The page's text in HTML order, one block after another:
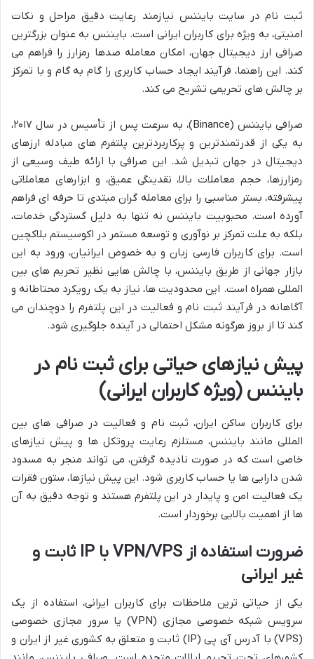
ثبت نام در سایت بایننس نیازمند رعایت دقیق مراحل و نکات
امنیتی، به ویژه برای کاربران ایرانی است. بایننس به عنوان بزرگترین
صرافی ارز دیجیتال جهان، امکان معامله صدها رمزارز را فراهم می
کند. این راهنما، فرآیند ایجاد حساب کاربری را گام به گام و با تمرکز
بر چالش های تحریمی تشریح می کند.
صرافی بایننس (Binance)، به سرعت پس از تأسیس در سال ۲۰۱۷،
به یکی از قدرتمندترین و پرکاربردترین پلتفرم های مبادله ارزهای
دیجیتال در جهان تبدیل شد. این صرافی با ارائه طیف وسیعی از
رمزارزها، حجم معاملات بالا، نقدینگی عمیق، و ابزارهای معاملاتی
پیشرفته، بستر مناسبی را برای معامله گران مبتدی تا حرفه ای فراهم
آورده است. محبوبیت بایننس نه تنها به دلیل گستردگی خدمات،
بلکه به علت تمرکز بر نوآوری و توسعه مستمر در اکوسیستم بلاکچین
است. برای کاربران فارسی زبان و به خصوص ایرانیان، ورود به این
بازار جهانی از طریق بایننس، با چالش هایی نظیر تحریم های بین
المللی همراه است. این محدودیت ها، نیاز به یک رویکرد محتاطانه و
آگاهانه در فرآیند ثبت نام و فعالیت در این پلتفرم را دوچندان می
کند تا از بروز هرگونه مشکل احتمالی در آینده جلوگیری شود.
پیش نیازهای حیاتی برای ثبت نام در
بایننس (ویژه کاربران ایرانی)
برای کاربران ساکن ایران، ثبت نام و فعالیت در صرافی های بین
المللی مانند بایننس، مستلزم رعایت پروتکل ها و پیش نیازهای
خاصی است که در صورت نادیده گرفتن، می تواند منجر به مسدود
شدن دارایی ها یا حساب کاربری شود. این پیش نیازها، ستون فقرات
یک فعالیت امن و پایدار در این پلتفرم هستند و توجه دقیق به آن
ها از اهمیت بالایی برخوردار است.
ضرورت استفاده از VPN/VPS با IP ثابت و
غیر ایرانی
یکی از حیاتی ترین ملاحظات برای کاربران ایرانی، استفاده از یک
سرویس شبکه خصوصی مجازی (VPN) یا سرور مجازی خصوصی
(VPS) با آدرس آی پی (IP) ثابت و متعلق به کشوری غیر از ایران و